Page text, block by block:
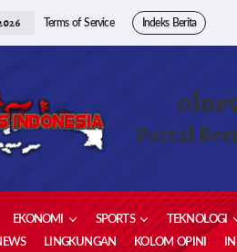
Terms of Service Indeks Berita
Portal
EKONOMI SPORTS TEKNOLOGI
LINGKUNGAN KOLOM OPINI